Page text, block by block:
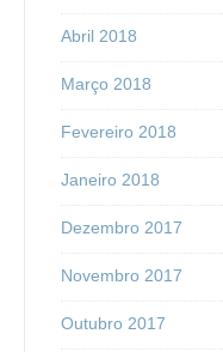
Abril 2018
Março 2018
Fevereiro 2018
Janeiro 2018
Dezembro 2017
Novembro 2017
Outubro 2017